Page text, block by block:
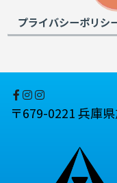
プライバシーポリシ
〒679-0221 兵庫